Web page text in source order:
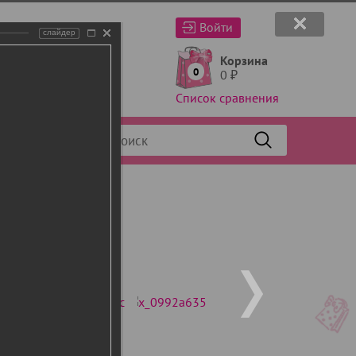
Войти
0
Корзина
0 ₽
Список сравнения
слайдер